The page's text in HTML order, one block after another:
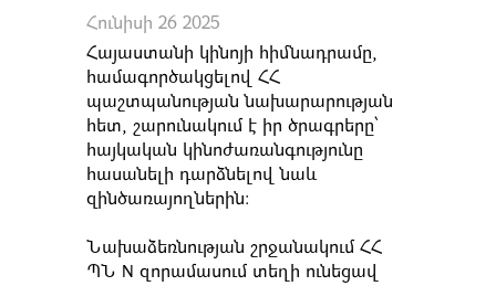
Հունիսի 26 2025
Հայաստանի կինոյի հիմնադրամը,
համագործակցելով ՀՀ
պաշտպանության նախարարության
հետ, շարունակում է իր ծրագրերը՝
հայկական կինոժառանգությունը
հասանելի դարձնելով նաև
զինծառայողներին։
Նախաձեռնության շրջանակում ՀՀ
ՊՆ N զորամասում տեղի ունեցավ